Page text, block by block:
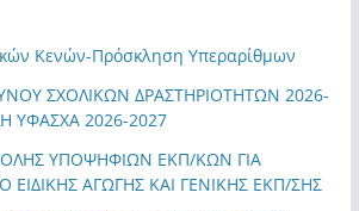
Κενών-Πρόσκληση Υπεραρίθμων
ΣΧΟΛΙΚΩΝ ΔΡΑΣΤΗΡΙΟΤΗΤΩΝ 2026-
ΥΦΑΣΧΑ 2026-2027
ΥΠΟΨΗΦΙΩΝ ΕΚΠ/ΚΩΝ ΓΙΑ
ΑΓΩΓΗΣ ΚΑΙ ΓΕΝΙΚΗΣ ΕΚΠ/ΣΗΣ